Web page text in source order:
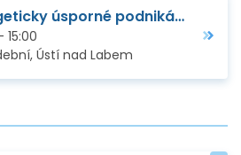
Udržitelné a energeticky úsporné podnikání a podpory EU pro firmy - Ústí nad Labem
15:00
Ústí nad Labem